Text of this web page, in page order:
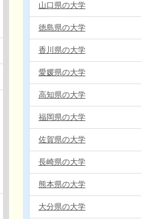
山口県の大学
徳島県の大学
香川県の大学
愛媛県の大学
高知県の大学
福岡県の大学
佐賀県の大学
長崎県の大学
熊本県の大学
大分県の大学